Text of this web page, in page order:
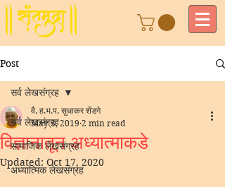
Post
सर्व लेखसंग्रह
सामाजिक लेखसंग्रह
अध्यात्मिक लेखसंग्रह
सर्व लेखसंग्रह
विज्ञानातून अध्यात्माकडे
वै. ह.भ.प. सुधाकर शेंडगे
May 3, 2019 2 min read
Updated: Oct 17, 2020